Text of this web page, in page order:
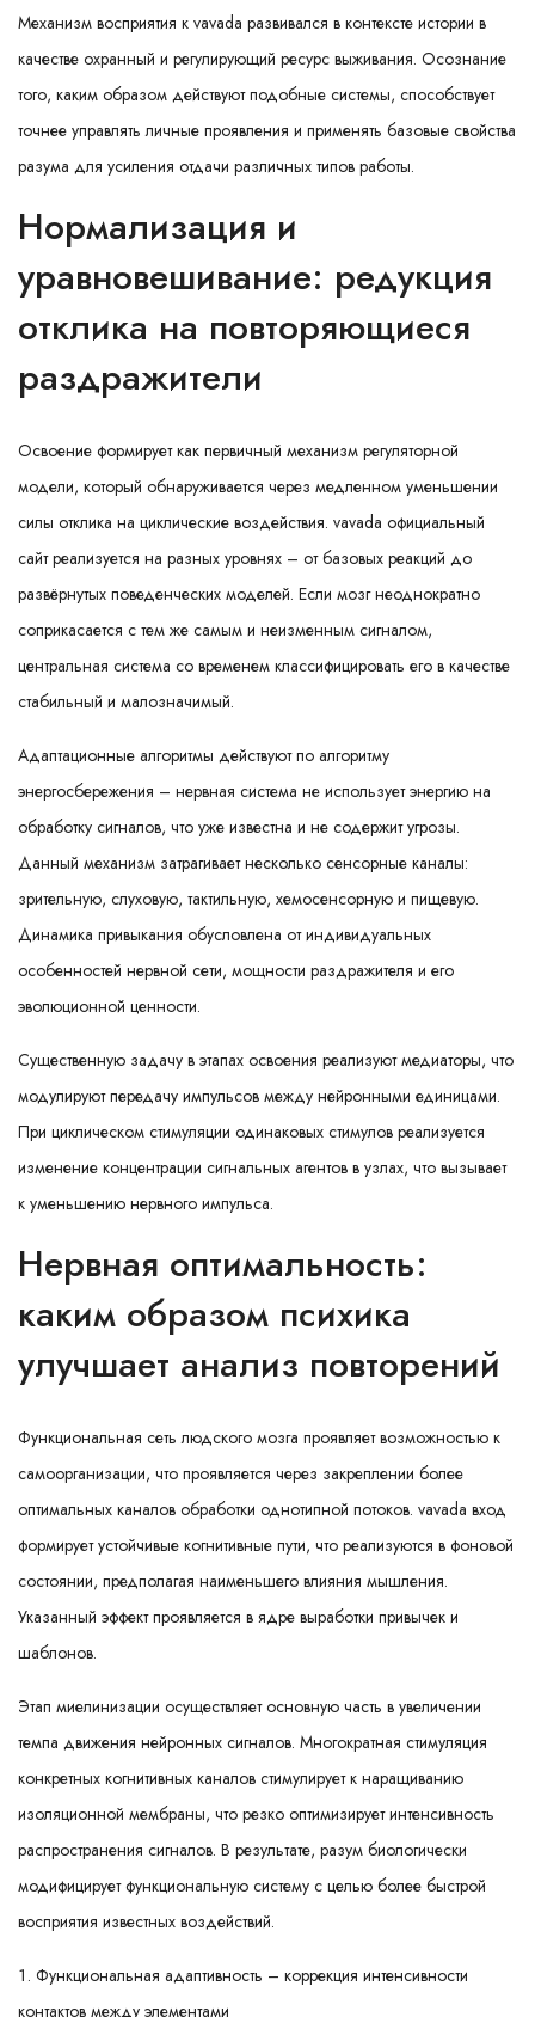
Механизм восприятия к vavada развивался в контексте истории в
качестве охранный и регулирующий ресурс выживания. Осознание
того, каким образом действуют подобные системы, способствует
точнее управлять личные проявления и применять базовые свойства
разума для усиления отдачи различных типов работы.
Нормализация и
уравновешивание: редукция
отклика на повторяющиеся
раздражители
Освоение формирует как первичный механизм регуляторной
модели, который обнаруживается через медленном уменьшении
силы отклика на циклические воздействия. vavada официальный
сайт реализуется на разных уровнях – от базовых реакций до
развёрнутых поведенческих моделей. Если мозг неоднократно
соприкасается с тем же самым и неизменным сигналом,
центральная система со временем классифицировать его в качестве
стабильный и малозначимый.
Адаптационные алгоритмы действуют по алгоритму
энергосбережения – нервная система не использует энергию на
обработку сигналов, что уже известна и не содержит угрозы.
Данный механизм затрагивает несколько сенсорные каналы:
зрительную, слуховую, тактильную, хемосенсорную и пищевую.
Динамика привыкания обусловлена от индивидуальных
особенностей нервной сети, мощности раздражителя и его
эволюционной ценности.
Существенную задачу в этапах освоения реализуют медиаторы, что
модулируют передачу импульсов между нейронными единицами.
При циклическом стимуляции одинаковых стимулов реализуется
изменение концентрации сигнальных агентов в узлах, что вызывает
к уменьшению нервного импульса.
Нервная оптимальность:
каким образом психика
улучшает анализ повторений
Функциональная сеть людского мозга проявляет возможностью к
самоорганизации, что проявляется через закреплении более
оптимальных каналов обработки однотипной потоков. vavada вход
формирует устойчивые когнитивные пути, что реализуются в фоновой
состоянии, предполагая наименьшего влияния мышления.
Указанный эффект проявляется в ядре выработки привычек и
шаблонов.
Этап миелинизации осуществляет основную часть в увеличении
темпа движения нейронных сигналов. Многократная стимуляция
конкретных когнитивных каналов стимулирует к наращиванию
изоляционной мембраны, что резко оптимизирует интенсивность
распространения сигналов. В результате, разум биологически
модифицирует функциональную систему с целью более быстрой
восприятия известных воздействий.
Функциональная адаптивность – коррекция интенсивности
контактов между элементами